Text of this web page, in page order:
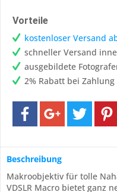
Vorteile
kostenloser Versand
schneller Versand
ausgebildete
2% Rabatt bei
Beschreibung
Makroobjektiv für tolle
VDSLR Macro bietet ganz